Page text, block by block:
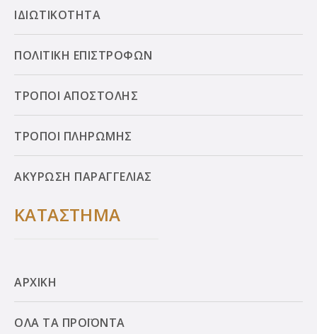
ΙΔΙΩΤΙΚΟΤΗΤΑ
ΠΟΛΙΤΙΚΗ ΕΠΙΣΤΡΟΦΩΝ
ΤΡΟΠΟΙ ΑΠΟΣΤΟΛΗΣ
ΤΡΟΠΟΙ ΠΛΗΡΩΜΗΣ
ΑΚΥΡΩΣΗ ΠΑΡΑΓΓΕΛΙΑΣ
ΚΑΤΑΣΤΗΜΑ
ΑΡΧΙΚΗ
ΟΛΑ ΤΑ ΠΡΟΪΟΝΤΑ